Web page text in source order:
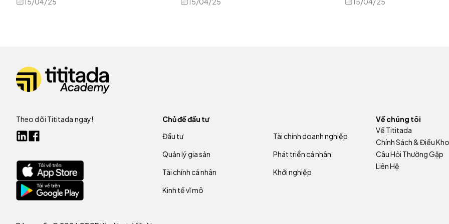
Theo dõi Tititada ngay!
Chủ đề đầu tư
Đầu tư
Quản lý gia sản
Tài chính cá nhân
Kinh tế vĩ mô
Tài chính doanh nghiệp
Phát triển cá nhân
Khởi nghiệp
Về chúng tôi
Về Tititada
Chính Sách & Điều
Câu Hỏi Thường Gặp
Liên Hệ